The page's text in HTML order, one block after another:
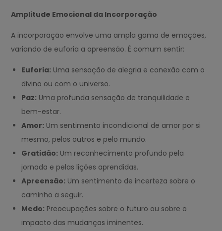
Amplitude Emocional da Incorporação
A incorporação envolve uma ampla gama de emoções,
variando de euforia a apreensão. É comum sentir:
Euforia: Uma sensação de alegria e conexão com o
divino ou com o universo.
Paz: Uma profunda sensação de tranquilidade e
bem-estar.
Amor: Um sentimento incondicional de amor por si
mesmo, pelos outros e pelo mundo.
Gratidão: Um reconhecimento profundo pela
jornada e pelas lições aprendidas.
Apreensão: Um sentimento de incerteza sobre o
caminho a seguir.
Medo: Preocupações sobre o futuro ou sobre o
impacto das mudanças iminentes.